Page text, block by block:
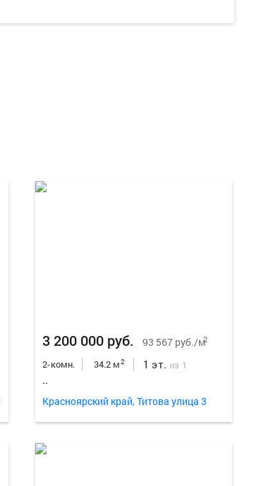
3 200 000 руб. 93 567 руб./м2
2-комн. 34.2 м2 1 эт. из 1
..
Красноярский край, Титова улица 3